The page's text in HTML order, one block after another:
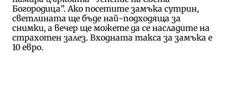
Богородица”. Ако посетите замъка сутрин,
светлината ще бъде най-подходяща за
снимки, а вечер ще можете да се насладите на
страхотен залез. Входната такса за замъка е
10 евро.